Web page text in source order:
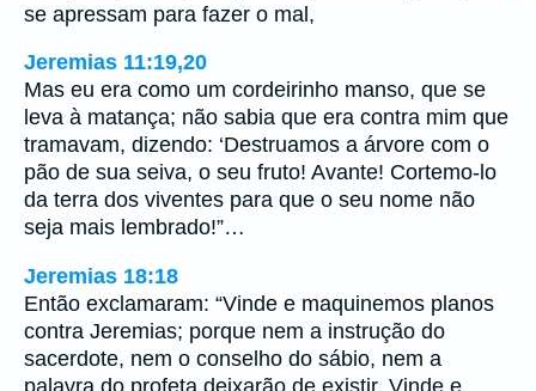
se apressam para fazer o mal,
Jeremias 11:19,20
Mas eu era como um cordeirinho manso, que se
leva à matança; não sabia que era contra mim que
tramavam, dizendo: ‘Destruamos a árvore com o
pão de sua seiva, o seu fruto! Avante! Cortemo-lo
da terra dos viventes para que o seu nome não
seja mais lembrado!”…
Jeremias 18:18
Então exclamaram: “Vinde e maquinemos planos
contra Jeremias; porque nem a instrução do
sacerdote, nem o conselho do sábio, nem a
palavra do profeta deixarão de existir. Vinde e